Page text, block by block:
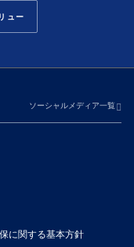
ュー
ソーシャルメディア一覧
に関する基本方針